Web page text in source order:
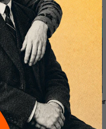
Währungstheorie.
Grundlagen einer
relevanten
Ökonomik